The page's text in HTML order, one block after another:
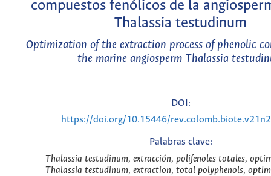
compuestos fenólicos de la
Thalassia testudinum
Optimization of the extraction process of phenolic
the marine angiosperm Thalassia
DOI:
https://doi.org/10.15446/
Palabras clave:
Thalassia testudinum, extracción, polifenoles totales,
Thalassia testudinum, extraction, total polyphenols,